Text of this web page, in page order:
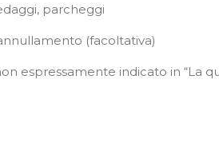
parcheggi
(facoltativa)
espressamente indicato in “La